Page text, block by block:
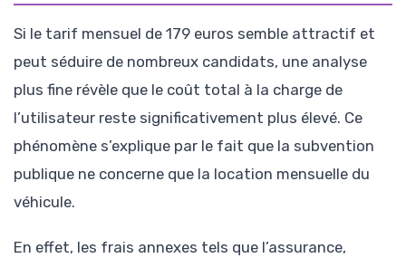
Si le tarif mensuel de 179 euros semble attractif et
peut séduire de nombreux candidats, une analyse
plus fine révèle que le coût total à la charge de
l’utilisateur reste significativement plus élevé. Ce
phénomène s’explique par le fait que la subvention
publique ne concerne que la location mensuelle du
véhicule.
En effet, les frais annexes tels que l’assurance,